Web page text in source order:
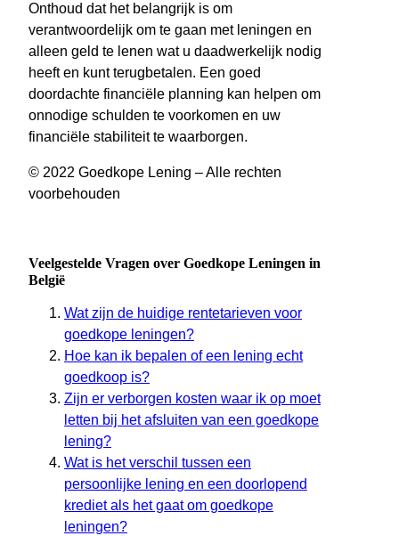
Onthoud dat het belangrijk is om
verantwoordelijk om te gaan met leningen en
alleen geld te lenen wat u daadwerkelijk nodig
heeft en kunt terugbetalen. Een goed
doordachte financiële planning kan helpen om
onnodige schulden te voorkomen en uw
financiële stabiliteit te waarborgen.
© 2022 Goedkope Lening – Alle rechten
voorbehouden
Veelgestelde Vragen over Goedkope Leningen in
België
Wat zijn de huidige rentetarieven voor
goedkope leningen?
Hoe kan ik bepalen of een lening echt
goedkoop is?
Zijn er verborgen kosten waar ik op moet
letten bij het afsluiten van een goedkope
lening?
Wat is het verschil tussen een
persoonlijke lening en een doorlopend
krediet als het gaat om goedkope
leningen?